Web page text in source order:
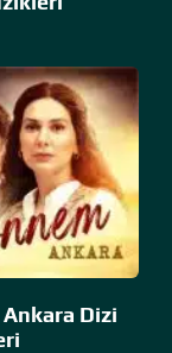
Dizi